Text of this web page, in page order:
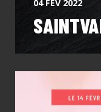
04 FÉV 2022